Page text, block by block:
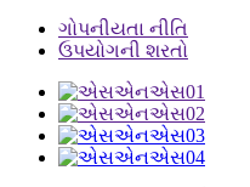
ગોપનીયતા નીતિ
ઉપયોગની શરતો